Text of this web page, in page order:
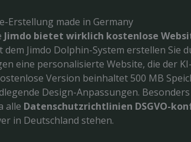
Erstellung made in Germany
Jimdo bietet wirklich kostenlose
Jimdo Dolphin-System erstellen Sie
eine personalisierte Website, die der
Version beinhaltet 500 MB
Design-Anpassungen.
alle Datenschutzrichtlinien DSGVO-
in Deutschland stehen.